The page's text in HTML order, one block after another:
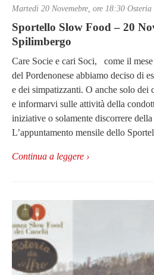
Martedi 20 Novemebre, ore 18:30
Sportello Slow Food – 20
Spilimbergo
Care Socie e cari Soci, come il
del Pordenonese abbiamo deciso di
e dei simpatizzanti. O anche solo dei
e informarvi sulle attività della
iniziative o solamente discorrere
L’appuntamento mensile dello
Continua a leggere ›